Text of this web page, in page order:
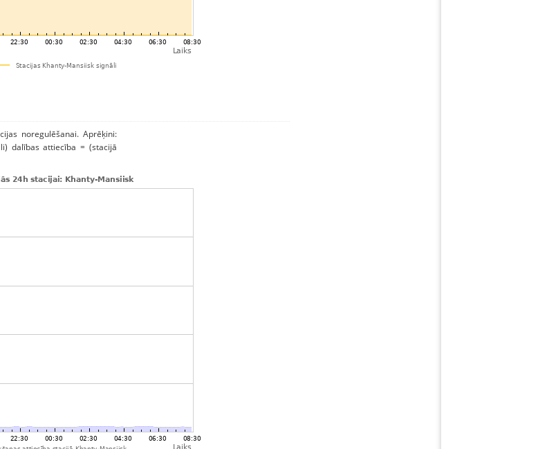
noregulēšanai. Aprēķini:
dalības attiecība = (stacijā